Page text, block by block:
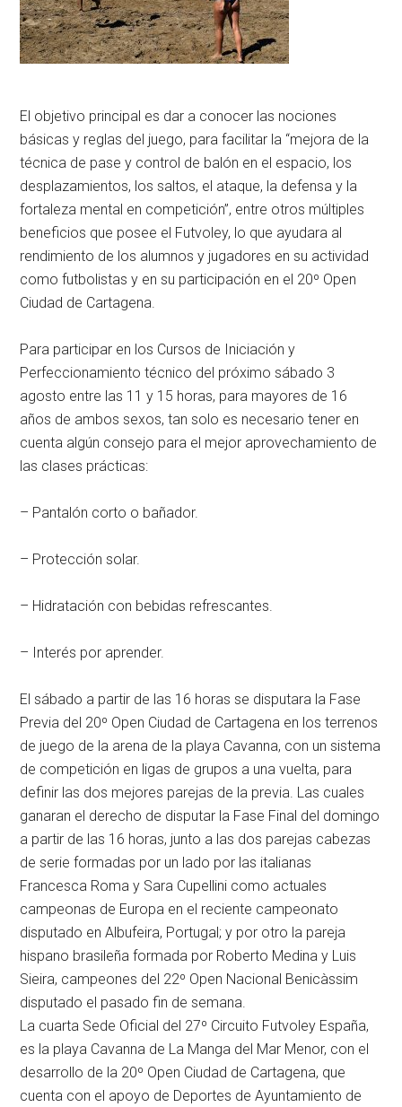
El objetivo principal es dar a conocer las nociones
básicas y reglas del juego, para facilitar la “mejora de la
técnica de pase y control de balón en el espacio, los
desplazamientos, los saltos, el ataque, la defensa y la
fortaleza mental en competición”, entre otros múltiples
beneficios que posee el Futvoley, lo que ayudara al
rendimiento de los alumnos y jugadores en su actividad
como futbolistas y en su participación en el 20º Open
Ciudad de Cartagena.
Para participar en los Cursos de Iniciación y
Perfeccionamiento técnico del próximo sábado 3
agosto entre las 11 y 15 horas, para mayores de 16
años de ambos sexos, tan solo es necesario tener en
cuenta algún consejo para el mejor aprovechamiento de
las clases prácticas:
– Pantalón corto o bañador.
– Protección solar.
– Hidratación con bebidas refrescantes.
– Interés por aprender.
El sábado a partir de las 16 horas se disputara la Fase
Previa del 20º Open Ciudad de Cartagena en los terrenos
de juego de la arena de la playa Cavanna, con un sistema
de competición en ligas de grupos a una vuelta, para
definir las dos mejores parejas de la previa. Las cuales
ganaran el derecho de disputar la Fase Final del domingo
a partir de las 16 horas, junto a las dos parejas cabezas
de serie formadas por un lado por las italianas
Francesca Roma y Sara Cupellini como actuales
campeonas de Europa en el reciente campeonato
disputado en Albufeira, Portugal; y por otro la pareja
hispano brasileña formada por Roberto Medina y Luis
Sieira, campeones del 22º Open Nacional Benicàssim
disputado el pasado fin de semana.
La cuarta Sede Oficial del 27º Circuito Futvoley España,
es la playa Cavanna de La Manga del Mar Menor, con el
desarrollo de la 20º Open Ciudad de Cartagena, que
cuenta con el apoyo de Deportes de Ayuntamiento de